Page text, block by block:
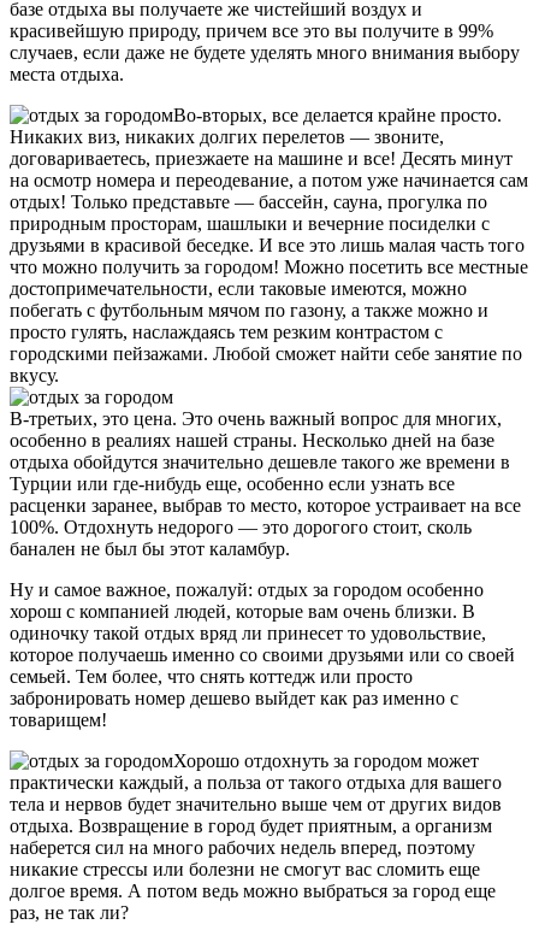
базе отдыха вы получаете же чистейший воздух и
красивейшую природу, причем все это вы получите в 99%
случаев, если даже не будете уделять много внимания выбору
места отдыха.
Во-вторых, все делается крайне просто.
Никаких виз, никаких долгих перелетов — звоните,
договариваетесь, приезжаете на машине и все! Десять минут
на осмотр номера и переодевание, а потом уже начинается сам
отдых! Только представьте — бассейн, сауна, прогулка по
природным просторам, шашлыки и вечерние посиделки с
друзьями в красивой беседке. И все это лишь малая часть того
что можно получить за городом! Можно посетить все местные
достопримечательности, если таковые имеются, можно
побегать с футбольным мячом по газону, а также можно и
просто гулять, наслаждаясь тем резким контрастом с
городскими пейзажами. Любой сможет найти себе занятие по
вкусу.
В-третьих, это цена. Это очень важный вопрос для многих,
особенно в реалиях нашей страны. Несколько дней на базе
отдыха обойдутся значительно дешевле такого же времени в
Турции или где-нибудь еще, особенно если узнать все
расценки заранее, выбрав то место, которое устраивает на все
100%. Отдохнуть недорого — это дорогого стоит, сколь
банален не был бы этот каламбур.
Ну и самое важное, пожалуй: отдых за городом особенно
хорош с компанией людей, которые вам очень близки. В
одиночку такой отдых вряд ли принесет то удовольствие,
которое получаешь именно со своими друзьями или со своей
семьей. Тем более, что снять коттедж или просто
забронировать номер дешево выйдет как раз именно с
товарищем!
Хорошо отдохнуть за городом может
практически каждый, а польза от такого отдыха для вашего
тела и нервов будет значительно выше чем от других видов
отдыха. Возвращение в город будет приятным, а организм
наберется сил на много рабочих недель вперед, поэтому
никакие стрессы или болезни не смогут вас сломить еще
долгое время. А потом ведь можно выбраться за город еще
раз, не так ли?